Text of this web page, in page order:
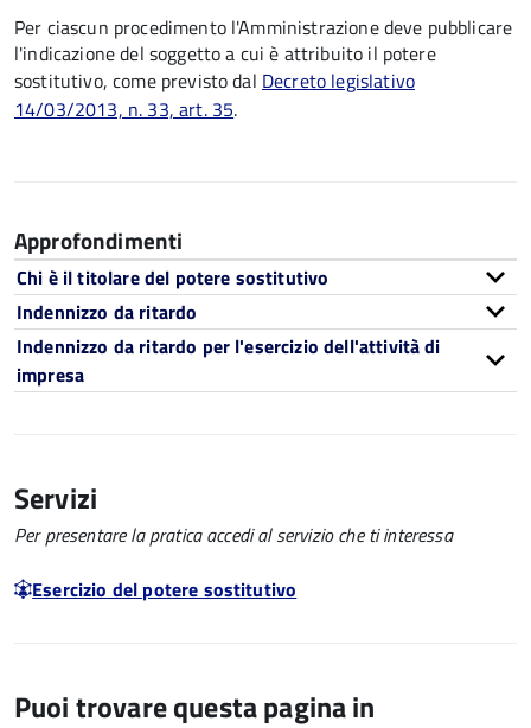
Per ciascun procedimento l'Amministrazione deve pubblicare
l'indicazione del soggetto a cui è attribuito il potere
sostitutivo, come previsto dal Decreto legislativo
14/03/2013, n. 33, art. 35.
Approfondimenti
Chi è il titolare del potere sostitutivo
Indennizzo da ritardo
Indennizzo da ritardo per l'esercizio dell'attività di
impresa
Servizi
Per presentare la pratica accedi al servizio che ti interessa
Esercizio del potere sostitutivo
Puoi trovare questa pagina in